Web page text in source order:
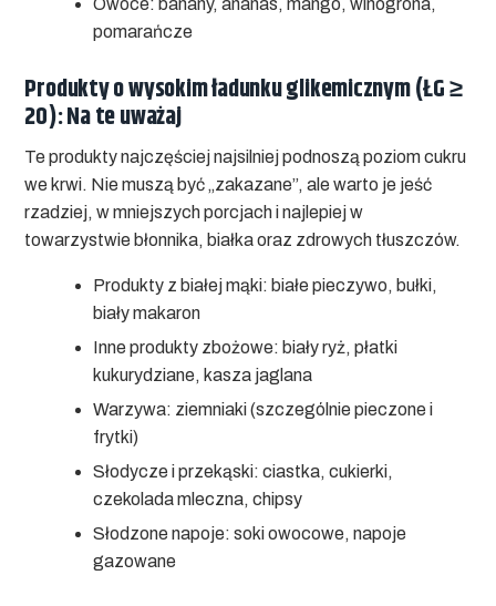
Owoce: banany, ananas, mango, winogrona,
pomarańcze
Produkty o wysokim ładunku glikemicznym (ŁG ≥
20): Na te uważaj
Te produkty najczęściej najsilniej podnoszą poziom cukru
we krwi. Nie muszą być „zakazane”, ale warto je jeść
rzadziej, w mniejszych porcjach i najlepiej w
towarzystwie błonnika, białka oraz zdrowych tłuszczów.
Produkty z białej mąki: białe pieczywo, bułki,
biały makaron
Inne produkty zbożowe: biały ryż, płatki
kukurydziane, kasza jaglana
Warzywa: ziemniaki (szczególnie pieczone i
frytki)
Słodycze i przekąski: ciastka, cukierki,
czekolada mleczna, chipsy
Słodzone napoje: soki owocowe, napoje
gazowane